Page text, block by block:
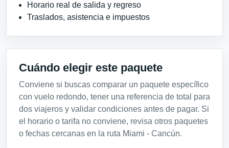
Horario real de salida y regreso
Traslados, asistencia e impuestos
Cuándo elegir este paquete
Conviene si buscas comparar un paquete específico
con vuelo redondo, tener una referencia de total para
dos viajeros y validar condiciones antes de pagar. Si
el horario o tarifa no conviene, revisa otros paquetes
o fechas cercanas en la ruta Miami - Cancún.